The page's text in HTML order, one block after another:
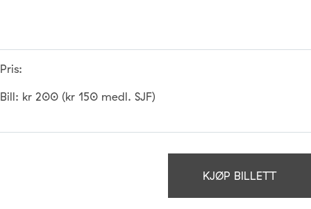
Pris:
Bill: kr 200 (kr 150 medl. SJF)
KJØP BILLETT